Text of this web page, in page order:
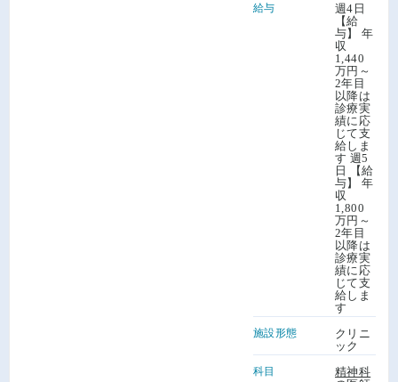
給与
週4日
【給
与】 年
収
1,440
万円～
2年目
以降は
診療実
績に応
じて支
給しま
す 週5
日 【給
与】 年
収
1,800
万円～
2年目
以降は
診療実
績に応
じて支
給しま
す
施設形態
クリニ
ック
科目
精神科